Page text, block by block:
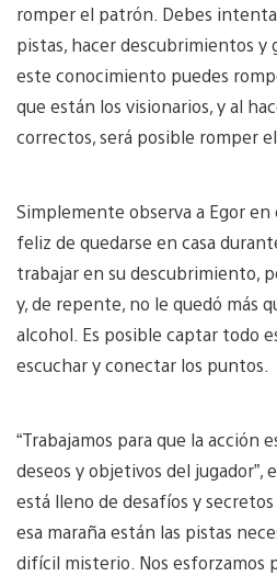
romper el patrón. Debes
pistas, hacer descubrimientos y
este conocimiento puedes
que están los visionarios, y al
correctos, será posible romper el
Simplemente observa a Egor en
feliz de quedarse en casa
trabajar en su descubrimiento,
y, de repente, no le quedó más
alcohol. Es posible captar todo
escuchar y conectar los puntos.
“Trabajamos para que la acción
deseos y objetivos del jugador”,
está lleno de desafíos y
esa maraña están las pistas
difícil misterio. Nos esforzamos